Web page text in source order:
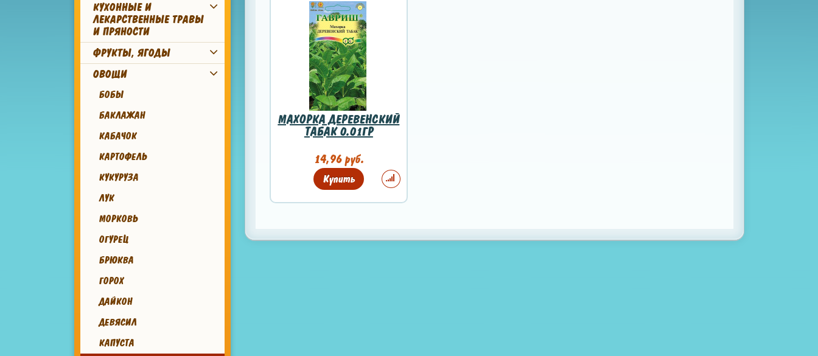
КУХОННЫЕ И
ЛЕКАРСТВЕННЫЕ ТРАВЫ
И ПРЯНОСТИ
ФРУКТЫ, ЯГОДЫ
ОВОЩИ
БОБЫ
БАКЛАЖАН
КАБАЧОК
КАРТОФЕЛЬ
КУКУРУЗА
ЛУК
МОРКОВЬ
ОГУРЕЦ
БРЮКВА
ГОРОХ
ДАЙКОН
ДЕВЯСИЛ
КАПУСТА
МАХОРКА ДЕРЕВЕНСКИЙ
ТАБАК 0.01ГР
14,96 руб.
Купить